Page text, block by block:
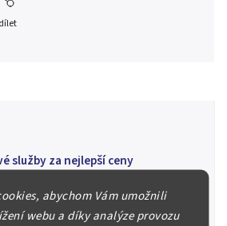
abychom Vám umožnili
webu a díky analýze provozu
služby za nejlepší ceny
Vašeho materiálu, prodáme v naší
poradíme kam investovat.